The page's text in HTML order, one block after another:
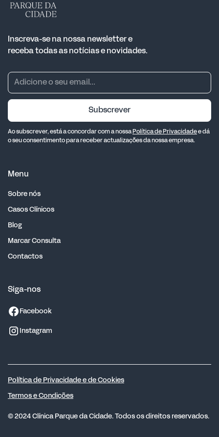
Inscreva-se na nossa newsletter e
receba todas as notícias e novidades.
Subscrever
Ao subscrever, está a concordar com a nossa Política de Privacidadee dá
o seu consentimento para receber actualizações da nossa empresa.
Menu
Sobre nós
Casos Clínicos
Blog
Marcar Consulta
Contactos
Siga-nos
Facebook
Instagram
© 2024 Clínica Parque da Cidade. Todos os direitos reservados.
Política de Privacidade e de Cookies
Termos e Condições